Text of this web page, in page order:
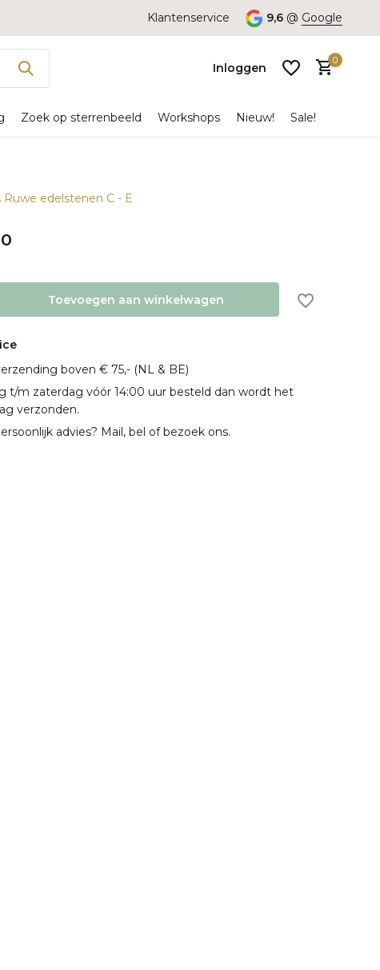
Klantenservice 9,6 @ Google
Inloggen
0
Zoek op sterrenbeeld Workshops Nieuw! Sale!
Ruwe edelstenen C - E
Toevoegen aan winkelwagen
boven € 75,- (NL & BE)
t/m zaterdag vóór 14:00 uur besteld dan wordt het
verzonden.
advies? Mail, bel of bezoek ons.